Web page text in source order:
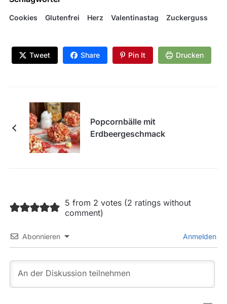
Cookies Glutenfrei Herz Valentinastag Zuckerguss
Tweet Share Pin It Drucken
Popcornbälle mit
Erdbeergeschmack
5 from 2 votes (2 ratings without
comment)
Abonnieren Anmelden